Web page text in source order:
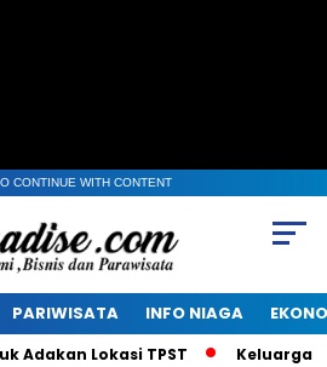
CONTINUE WITH CONTENT
PARIWISATA INFO NIAGA
Lokasi TPST Keluarga